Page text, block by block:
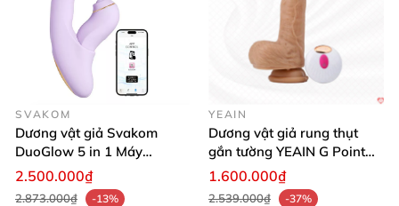
SVAKOM
Dương vật giả Svakom
DuoGlow 5 in 1 Máy
Massage Điểm G & Âm Vật
Điều Khiển App
2.500.000₫
2.873.000₫
-13%
YEAIN
Dương vật giả rung thụt
gắn tường YEAIN G Point
siêu thực điều khiển từ xa
1.600.000₫
2.539.000₫
-37%